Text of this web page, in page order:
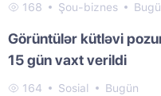
168 Şou-biznes
Görüntülər kütləvi
15 gün vaxt verildi
164 Sosial Bugün